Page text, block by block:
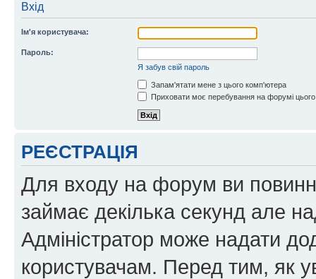
Вхід
Ім'я користувача:
Пароль:
Я забув свій пароль
Запам'ятати мене з цього комп'ютера
Приховати моє перебування на форумі
РЕЄСТРАЦІЯ
Для входу на форум ви
займає декілька секунд але
Адміністратор може надати
користувачам. Перед тим, як